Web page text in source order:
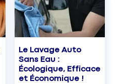
Le Lavage Auto
Sans Eau :
Écologique, Efficace
et Économique !